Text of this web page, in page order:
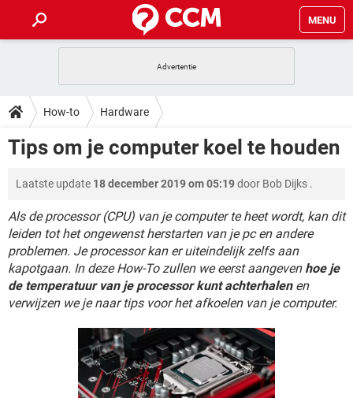
MENU
INSTAGRAM
NETFLIX CORONAVIRUS
HOW-TO
VIDEOBELLEN
INSTAGRAM WINDOWS 10
NETFLIX CORONAVIRUS
GRATIS SNAPCHAT
TIKTOK
DOWNLOADS
NETFLIX CORONAVIRUS
GRATIS SNAPCHAT
TIKTOK
FORUM
VIDEOBELLEN GAMES
INSTAGRAM WINDOWS 10
NETFLIX CORONAVIRUS
GRATIS SNAPCHAT
ARTIKELEN
VIDEOBELLEN GAMES
INSTAGRAM
NETFLIX CORONAVIRUS
SNAPCHAT
How-to Hardware
Tips om je computer koel te houden
Laatste update 18 december 2019 om 05:19door Bob Dijks .
Als de processor (CPU) van je computer te heet wordt, kan dit
leiden tot het ongewenst herstarten van je pc en andere
problemen. Je processor kan er uiteindelijk zelfs aan
kapotgaan. In deze How-To zullen we eerst aangeven hoe je
de temperatuur van je processor kunt achterhalenen
verwijzen we je naar tips voor het afkoelen van je computer.